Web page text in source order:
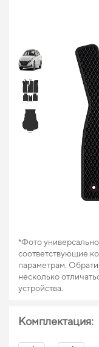
*Фото
соответствующие
параметрам.
несколько
устройства.
Комплектация: